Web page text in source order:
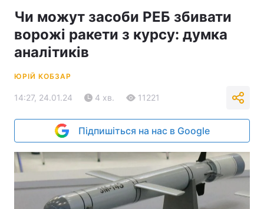
Чи можут засоби РЕБ збивати
ворожі ракети з курсу: думка
аналітиків
ЮРІЙ КОБЗАР
14:27, 24.01.24 4 хв. 11221
Підпишіться на нас в Google